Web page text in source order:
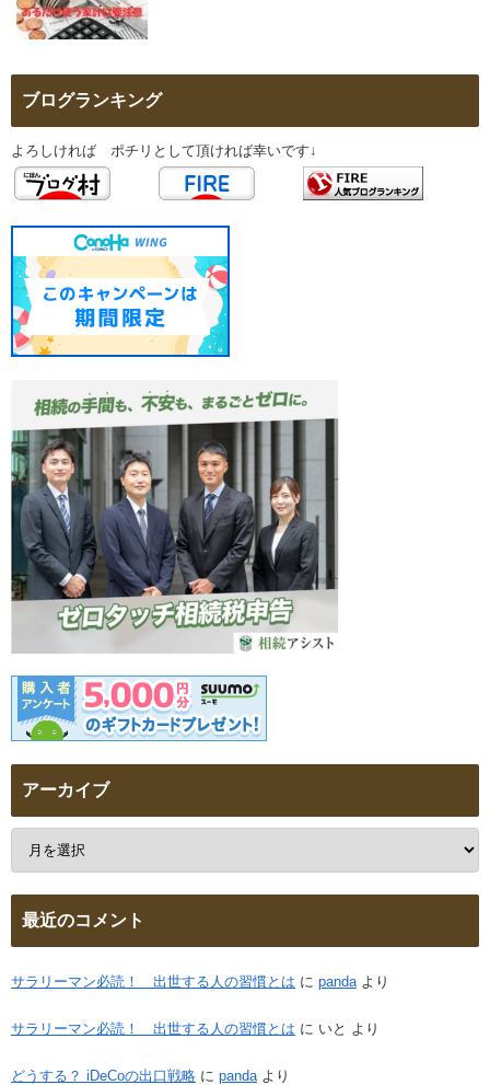
ブログランキング
よろしければ ポチリとして頂ければ幸いです↓
アーカイブ
最近のコメント
サラリーマン必読！ 出世する人の習慣とは に pandaより
サラリーマン必読！ 出世する人の習慣とは に いと より
どうする？ iDeCoの出口戦略 に pandaより